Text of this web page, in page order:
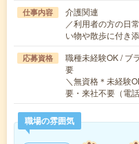
仕事内容
介護関連
／利用者の方の日
い物や散歩に付き
応募資格
職種未経験OK / ブ
要
＼無資格＊未経験
要・来社不要（電
職場の雰囲気